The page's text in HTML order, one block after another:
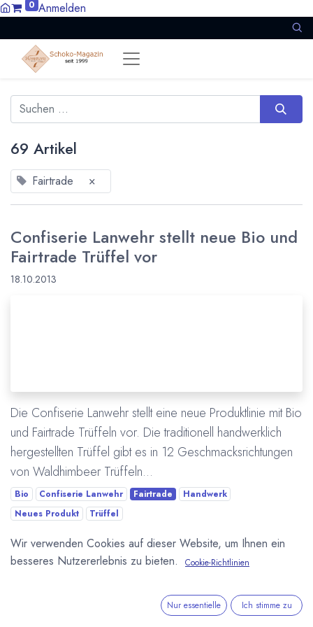
0 Anmelden
69 Artikel
Fairtrade ×
Confiserie Lanwehr stellt neue Bio und
Fairtrade Trüffel vor
18.10.2013
Die Confiserie Lanwehr stellt eine neue Produktlinie mit Bio
und Fairtrade Trüffeln vor. Die traditionell handwerklich
hergestellten Trüffel gibt es in 12 Geschmacksrichtungen
von Waldhimbeer Trüffeln...
Bio Confiserie Lanwehr Fairtrade
Handwerk
Neues Produkt
Trüffel
Mehr lesen
Wir verwenden Cookies auf dieser Website, um Ihnen ein
besseres Nutzererlebnis zu bieten.
Cookie-Richtlinien
Nur essentielle Ich stimme zu